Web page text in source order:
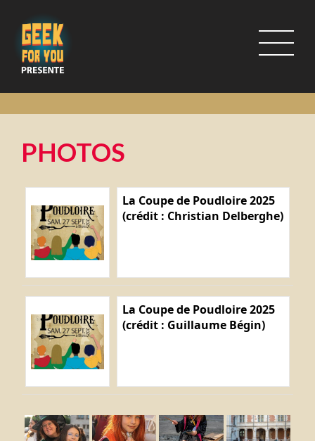
PHOTOS
La Coupe de Poudloire 2025
(crédit : Christian Delberghe)
La Coupe de Poudloire 2025
(crédit : Guillaume Bégin)